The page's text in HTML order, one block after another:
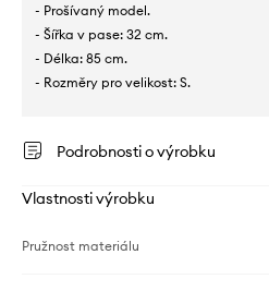
- Prošívaný model.
- Šířka v pase: 32 cm.
- Délka: 85 cm.
- Rozměry pro velikost: S.
Podrobnosti o výrobku
Vlastnosti výrobku
Pružnost materiálu